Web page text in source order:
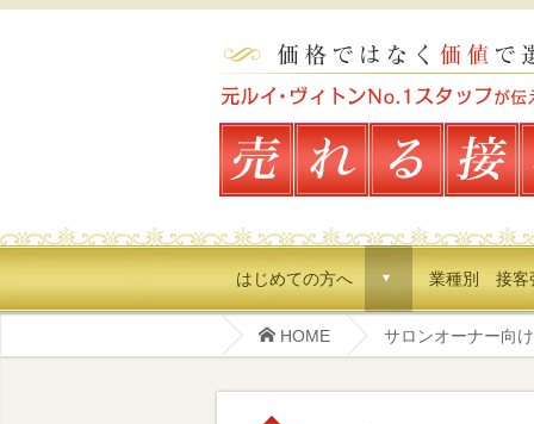
はじめての方へ d 業種別 接客
HOME サロンオーナー向け